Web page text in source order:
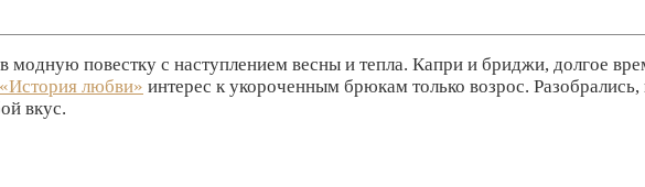
модную повестку с наступлением весны и тепла. Капри и бриджи, долгое
«История любви» интерес к укороченным брюкам только возрос.
вкус.